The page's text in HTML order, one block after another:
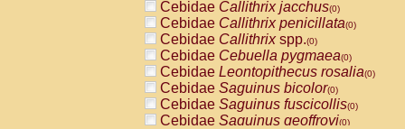
Cebidae Callithrix jacchus(0)
Cebidae Callithrix penicillata(0)
Cebidae Callithrixspp.(0)
Cebidae Cebuella pygmaea(0)
Cebidae Leontopithecus rosalia(0)
Cebidae Saguinus bicolor(0)
Cebidae Saguinus fuscicollis(0)
Cebidae Saguinus geoffroyi(0)